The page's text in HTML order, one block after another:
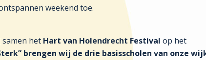
weekend toe.
het Hart van Holendrecht Festival op het
brengen wij de drie basisscholen van onze